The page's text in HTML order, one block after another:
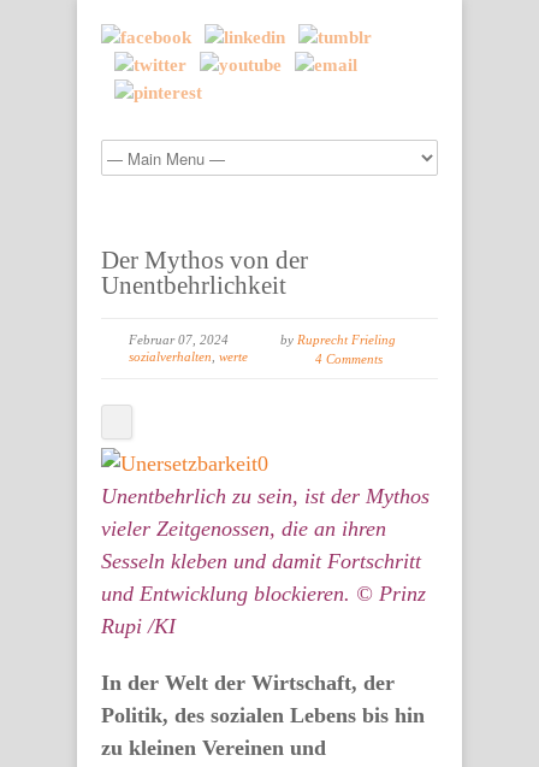
Der Mythos von der
Unentbehrlichkeit
Februar 07, 2024 by Ruprecht Frieling
sozialverhalten werte 4 Comments
Unentbehrlich zu sein, ist der Mythos
vieler Zeitgenossen, die an ihren
Sesseln kleben und damit Fortschritt
und Entwicklung blockieren. © Prinz
Rupi /KI
In der Welt der Wirtschaft, der
Politik, des sozialen Lebens bis hin
zu kleinen Vereinen und